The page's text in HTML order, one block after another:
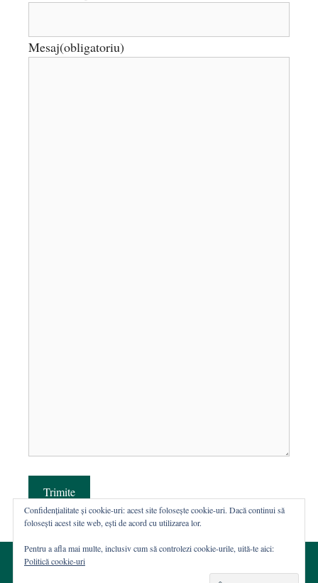
Mesaj(obligatoriu)
Trimite
Confidențialitate și cookie-uri: acest site folosește cookie-uri. Dacă continui să
folosești acest site web, ești de acord cu utilizarea lor.
Pentru a afla mai multe, inclusiv cum să controlezi cookie-urile, uită-te aici:
Politică cookie-uri